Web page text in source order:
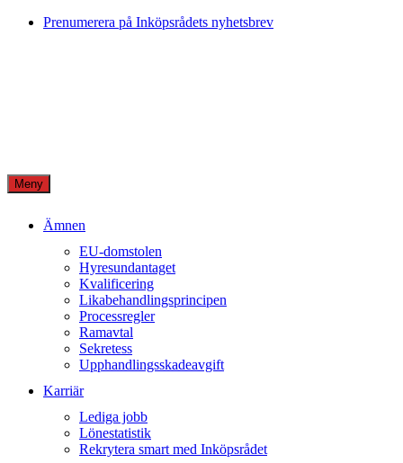
Skip
Prenumerera på Inköpsrådets nyhetsbrev
Meny
Ämnen
EU-domstolen
Hyresundantaget
Kvalificering
Likabehandlingsprincipen
Processregler
Ramavtal
Sekretess
Upphandlingsskadeavgift
Karriär
Lediga jobb
Lönestatistik
Rekrytera smart med Inköpsrådet